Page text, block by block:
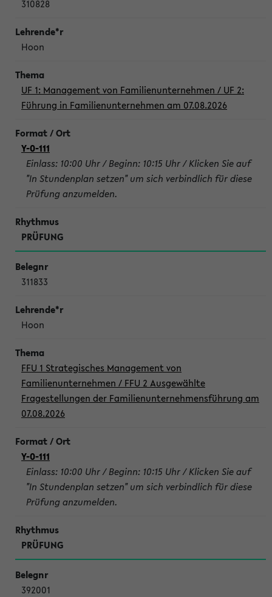
310828
Hoon
UF 1: Management von Familienunternehmen / UF 2:
Führung in Familienunternehmen am 07.08.2026
Y-0-111
Einlass: 10:00 Uhr / Beginn: 10:15 Uhr / Klicken Sie auf
"In Stundenplan setzen" um sich verbindlich für diese
Prüfung anzumelden.
PRÜFUNG
311833
Hoon
FFU 1 Strategisches Management von
Familienunternehmen / FFU 2 Ausgewählte
Fragestellungen der Familienunternehmensführung am
07.08.2026
Y-0-111
Einlass: 10:00 Uhr / Beginn: 10:15 Uhr / Klicken Sie auf
"In Stundenplan setzen" um sich verbindlich für diese
Prüfung anzumelden.
PRÜFUNG
392001